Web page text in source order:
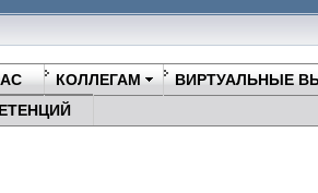
КОЛЛЕГАМ
ВИРТУАЛЬНЫЕ